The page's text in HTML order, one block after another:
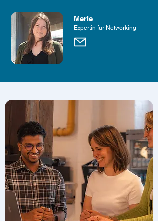
Merle
Expertin für Networking